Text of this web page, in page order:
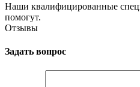
Наши квалифицированные
помогут.
Отзывы
Задать вопрос